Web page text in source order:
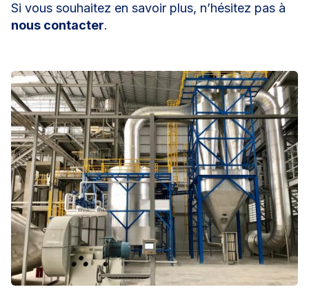
Si vous souhaitez en savoir plus, n’hésitez pas à
nous contacter.